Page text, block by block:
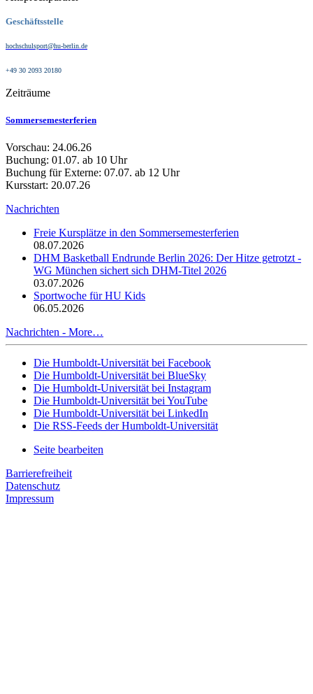
Geschäftsstelle
hochschulsport@hu-berlin.de
+49 30 2093 20180
Zeiträume
Sommersemesterferien
Vorschau: 24.06.26
Buchung: 01.07. ab 10 Uhr
Buchung für Externe: 07.07. ab 12 Uhr
Kursstart: 20.07.26
Nachrichten
Freie Kursplätze in den Sommersemesterferien
08.07.2026
DHM Basketball Endrunde Berlin 2026: Der Hitze getrotzt -
WG München sichert sich DHM-Titel 2026
03.07.2026
Sportwoche für HU Kids
06.05.2026
Nachrichten - More…
Die Humboldt-Universität bei Facebook
Die Humboldt-Universität bei BlueSky
Die Humboldt-Universität bei Instagram
Die Humboldt-Universität bei YouTube
Die Humboldt-Universität bei LinkedIn
Die RSS-Feeds der Humboldt-Universität
Seite bearbeiten
Barrierefreiheit
Datenschutz
Impressum